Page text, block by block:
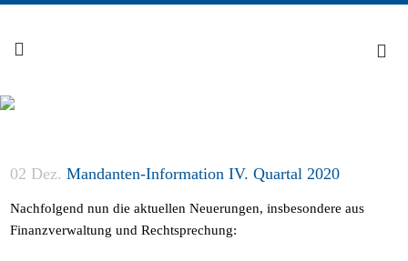
02 Dez. Mandanten-Information IV. Quartal 2020
Nachfolgend nun die aktuellen Neuerungen, insbesondere aus
Finanzverwaltung und Rechtsprechung: